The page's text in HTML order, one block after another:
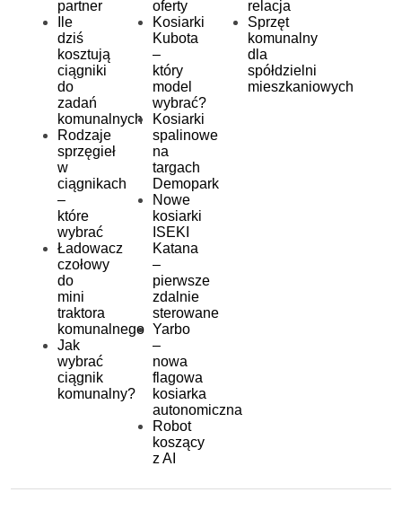
partner
Ile
dziś
kosztują
ciągniki
do
zadań
komunalnych
Rodzaje
sprzęgieł
w
ciągnikach
–
które
wybrać
Ładowacz
czołowy
do
mini
traktora
komunalnego
Jak
wybrać
ciągnik
komunalny?
oferty
Kosiarki
Kubota
–
który
model
wybrać?
Kosiarki
spalinowe
na
targach
Demopark
Nowe
kosiarki
ISEKI
Katana
–
pierwsze
zdalnie
sterowane
Yarbo
–
nowa
flagowa
kosiarka
autonomiczna
Robot
koszący
z AI
relacja
Sprzęt
komunalny
dla
spółdzielni
mieszkaniowych